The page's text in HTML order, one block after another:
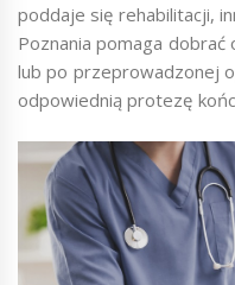
poddaje się rehabilitacji,
Poznania pomaga dobrać
lub po przeprowadzonej
odpowiednią protezę